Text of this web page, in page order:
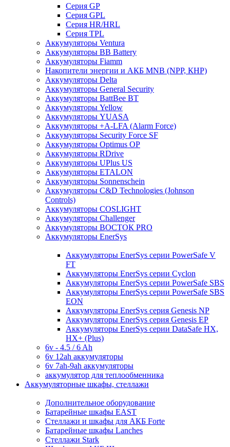
Cерия GP
Серия GPL
Серия HR/HRL
Серия TPL
Аккумуляторы Ventura
Аккумуляторы BB Battery
Аккумуляторы Fiamm
Накопители энергии и АКБ MNB (NPP, КНР)
Аккумуляторы Delta
Аккумуляторы General Security
Аккумуляторы BattBee BT
Аккумуляторы Yellow
Аккумуляторы YUASA
Аккумуляторы +A-LFA (Alarm Force)
Аккумуляторы Security Force SF
Аккумуляторы Optimus OP
Аккумуляторы RDrive
Аккумуляторы UPlus US
Аккумуляторы ETALON
Аккумуляторы Sonnenschein
Аккумуляторы С&D Technologies (Johnson
Controls)
Аккумуляторы COSLIGHT
Аккумуляторы Challenger
Аккумуляторы ВОСТОК PRO
Аккумуляторы EnerSys
Аккумуляторы EnerSys серии PowerSafe V
FT
Аккумуляторы EnerSys серии Cyclon
Аккумуляторы EnerSys серии PowerSafe SBS
Аккумуляторы EnerSys серии PowerSafe SBS
EON
Аккумуляторы EnerSys серия Genesis NP
Аккумуляторы EnerSys серия Genesis EP
Аккумуляторы EnerSys серии DataSafe HX,
HX+ (Plus)
6v - 4.5 / 6 Ah
6v 12ah аккумуляторы
6v 7ah-9ah аккумуляторы
аккумулятор для теплообменника
Аккумуляторные шкафы, стеллажи
Дополнительное оборудование
Батарейные шкафы EAST
Стеллажи и шкафы для АКБ Forte
Батарейные шкафы Lanches
Стеллажи Stark